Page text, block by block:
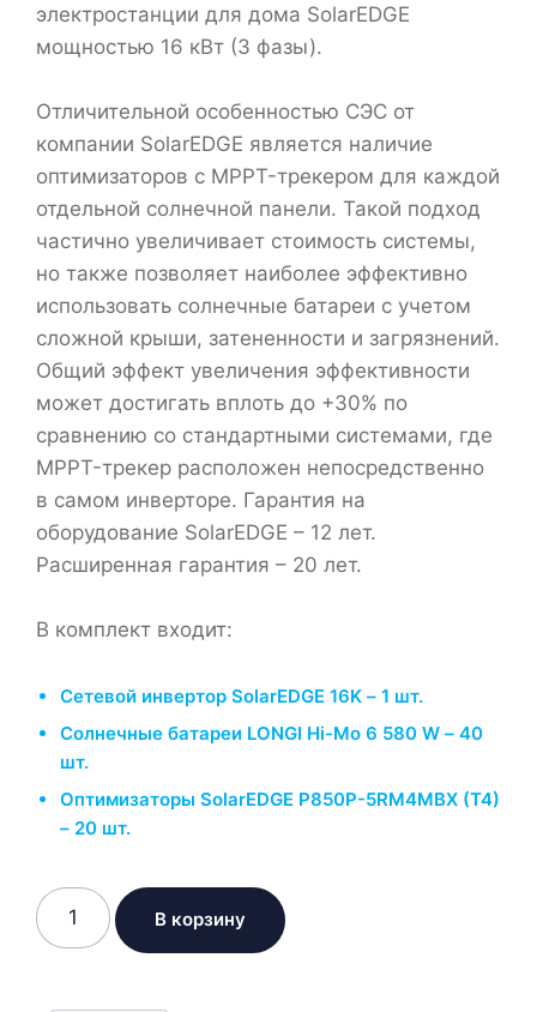
электростанции для дома SolarEDGE
мощностью 16 кВт (3 фазы).
Отличительной особенностью СЭС от
компании SolarEDGE является наличие
оптимизаторов с MPPT-трекером для каждой
отдельной солнечной панели. Такой подход
частично увеличивает стоимость системы,
но также позволяет наиболее эффективно
использовать солнечные батареи с учетом
сложной крыши, затененности и загрязнений.
Общий эффект увеличения эффективности
может достигать вплоть до +30% по
сравнению со стандартными системами, где
MPPT-трекер расположен непосредственно
в самом инверторе. Гарантия на
оборудование SolarEDGE – 12 лет.
Расширенная гарантия – 20 лет.
В комплект входит:
Сетевой инвертор SolarEDGE 16K – 1 шт.
Солнечные батареи LONGI Hi-Mo 6 580 W – 40
шт.
Оптимизаторы SolarEDGE P850P-5RM4MBX (Т4)
– 20 шт.
Количество
товара
Солнечная
В корзину